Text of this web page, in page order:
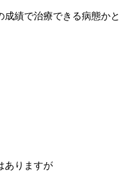
績で治療できる病態かと
ありますが